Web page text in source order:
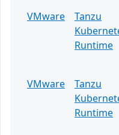
VMware
Tanzu
Runtime
VMware
Tanzu
Runtime